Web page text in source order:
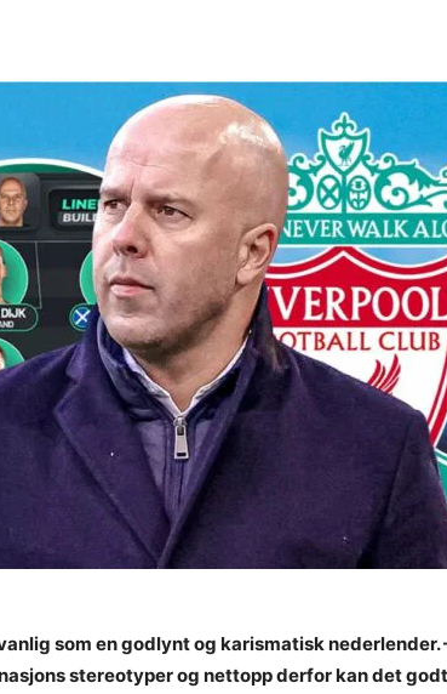
som en godlynt og karismatisk nederlender.
stereotyper og nettopp derfor kan det